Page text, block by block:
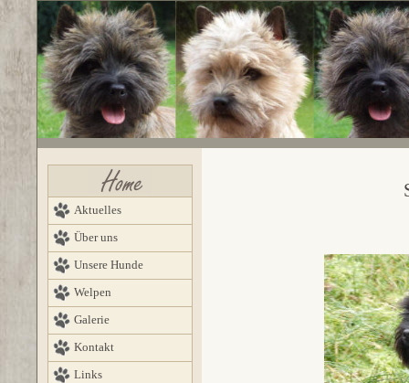
Aktuelles
Über uns
Unsere Hunde
Welpen
Galerie
Kontakt
Links